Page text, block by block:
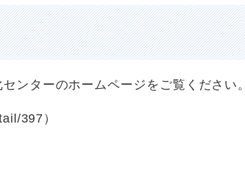
ンターのホームページをご覧ください。
397）